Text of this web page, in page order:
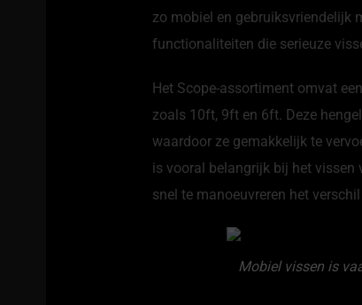
zo mobiel en gebruiksvriendelijk
functionaliteiten die serieuze
Het Scope-assortiment omvat
zoals 10ft, 9ft en 6ft. Deze
waardoor ze gemakkelijk te
is vooral belangrijk bij het vissen
snel te manoeuvreren het
Mobiel vissen is